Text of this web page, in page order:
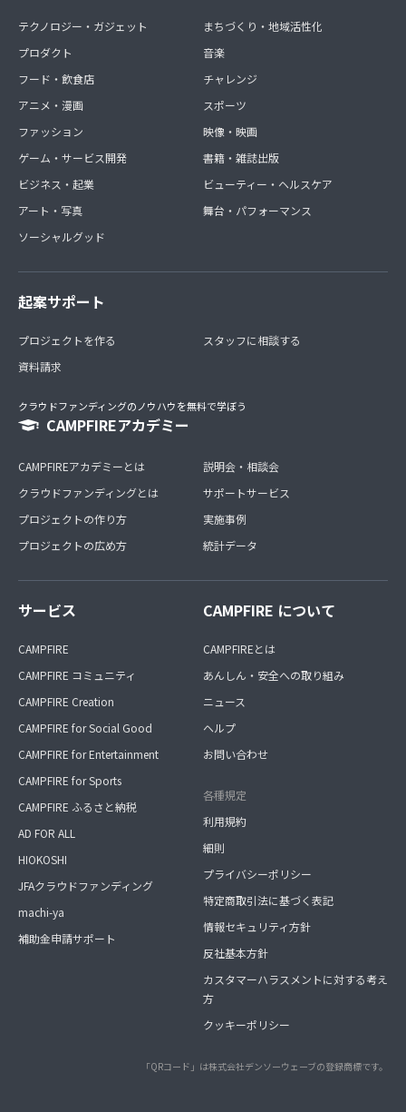
テクノロジー・ガジェット
プロダクト
フード・飲食店
アニメ・漫画
ファッション
ゲーム・サービス開発
ビジネス・起業
アート・写真
ソーシャルグッド
まちづくり・地域活性化
音楽
チャレンジ
スポーツ
映像・映画
書籍・雑誌出版
ビューティー・ヘルスケア
舞台・パフォーマンス
起案サポート
プロジェクトを作る
資料請求
スタッフに相談する
クラウドファンディングのノウハウを無料で学ぼう
CAMPFIREアカデミー
CAMPFIREアカデミーとは
クラウドファンディングとは
プロジェクトの作り方
プロジェクトの広め方
説明会・相談会
サポートサービス
実施事例
統計データ
サービス
CAMPFIRE
CAMPFIRE コミュニティ
CAMPFIRE Creation
CAMPFIRE for Social Good
CAMPFIRE for Entertainment
CAMPFIRE for Sports
CAMPFIRE ふるさと納税
AD FOR ALL
HIOKOSHI
JFAクラウドファンディング
machi-ya
補助金申請サポート
CAMPFIRE について
CAMPFIREとは
あんしん・安全への取り組み
ニュース
ヘルプ
お問い合わせ
各種規定
利用規約
細則
プライバシーポリシー
特定商取引法に基づく表記
情報セキュリティ方針
反社基本方針
カスタマーハラスメントに対する考え
方
クッキーポリシー
「QRコード」は株式会社デンソーウェーブの登録商標です。